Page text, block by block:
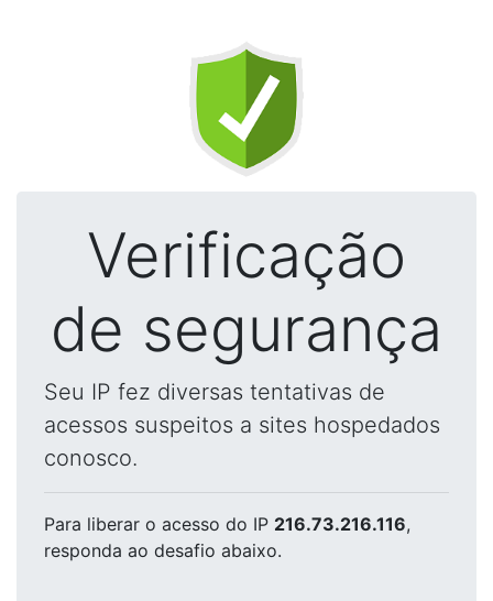
Verificação
de segurança
Seu IP fez diversas tentativas de
acessos suspeitos a sites hospedados
conosco.
Para liberar o acesso do IP 216.73.216.116,
responda ao desafio abaixo.